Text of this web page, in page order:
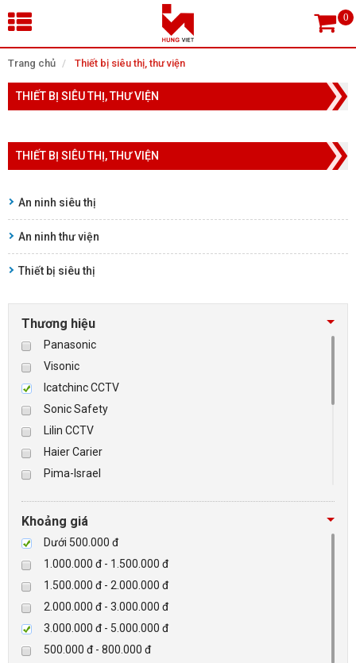
Trang chủ Thiết bị siêu thị, thư viện
THIẾT BỊ SIÊU THỊ, THƯ VIỆN
THIẾT BỊ SIÊU THỊ, THƯ VIỆN
An ninh siêu thị
An ninh thư viện
Thiết bị siêu thị
Thương hiệu
Panasonic
Visonic
Icatchinc CCTV
Sonic Safety
Lilin CCTV
Haier Carier
Pima-Israel
Checkpoint
Paradox-Canada
D-max
HIKVISON
Eguard
Khác
Rapiscan
Khoảng giá
Dưới 500.000 đ
1.000.000 đ - 1.500.000 đ
1.500.000 đ - 2.000.000 đ
2.000.000 đ - 3.000.000 đ
3.000.000 đ - 5.000.000 đ
500.000 đ - 800.000 đ
×
Tìm theo danh mục
TRANG CHỦ
THIẾT BỊ SIÊU THỊ, THƯ VIỆN
KIỂM SOÁT VÀO RA
BÁO ĐỘNG, BÁO CHÁY
NHÀ THÔNG MINH
LIÊN HỆ